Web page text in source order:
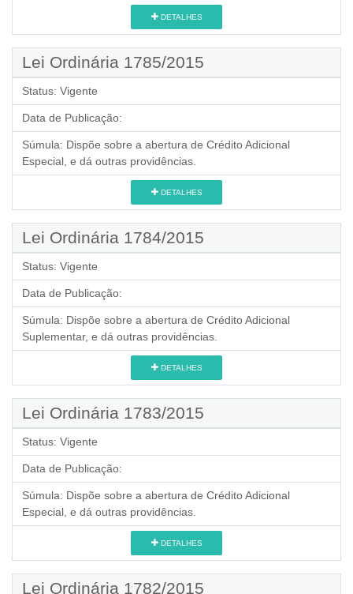
DETALHES
Lei Ordinária 1785/2015
Status: Vigente
Data de Publicação:
Súmula: Dispõe sobre a abertura de Crédito Adicional
Especial, e dá outras providências.
DETALHES
Lei Ordinária 1784/2015
Status: Vigente
Data de Publicação:
Súmula: Dispõe sobre a abertura de Crédito Adicional
Suplementar, e dá outras providências.
DETALHES
Lei Ordinária 1783/2015
Status: Vigente
Data de Publicação:
Súmula: Dispõe sobre a abertura de Crédito Adicional
Especial, e dá outras providências.
DETALHES
Lei Ordinária 1782/2015